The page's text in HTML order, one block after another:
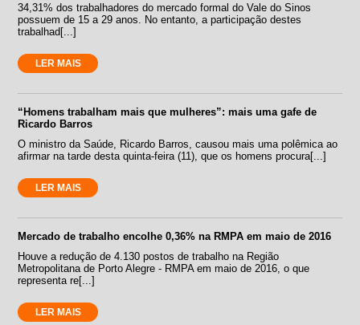
34,31% dos trabalhadores do mercado formal do Vale do Sinos
possuem de 15 a 29 anos. No entanto, a participação destes
trabalhad[...]
LER MAIS
“Homens trabalham mais que mulheres”: mais uma gafe de
Ricardo Barros
O ministro da Saúde, Ricardo Barros, causou mais uma polêmica ao
afirmar na tarde desta quinta-feira (11), que os homens procura[...]
LER MAIS
Mercado de trabalho encolhe 0,36% na RMPA em maio de 2016
Houve a redução de 4.130 postos de trabalho na Região
Metropolitana de Porto Alegre - RMPA em maio de 2016, o que
representa re[...]
LER MAIS